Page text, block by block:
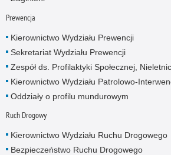
Prewencja
Kierownictwo Wydziału Prewencji
Sekretariat Wydziału Prewencji
Zespół ds. Profilaktyki Społecznej,
Kierownictwo Wydziału Patrolowo-
Oddziały o profilu mundurowym
Ruch Drogowy
Kierownictwo Wydziału Ruchu Drogowego
Bezpieczeństwo Ruchu Drogowego